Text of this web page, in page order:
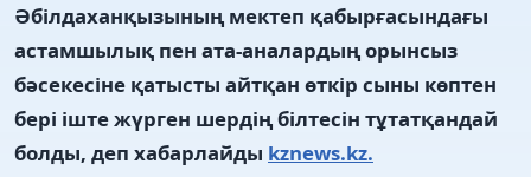
Әбілдаханқызының мектеп қабырғасындағы
астамшылық пен ата-аналардың орынсыз
бәсекесіне қатысты айтқан өткір сыны көптен
бері іште жүрген шердің білтесін тұтатқандай
болды, деп хабарлайды kznews.kz.